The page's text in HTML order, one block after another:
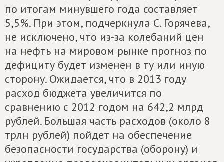
по итогам минувшего года составляет
5,5%. При этом, подчеркнула С. Горячева,
не исключено, что из-за колебаний цен
на нефть на мировом рынке прогноз по
дефициту будет изменен в ту или иную
сторону. Ожидается, что в 2013 году
расход бюджета увеличится по
сравнению с 2012 годом на 642,2 млрд
рублей. Большая часть расходов (около 8
трлн рублей) пойдет на обеспечение
безопасности государства (оборону) и